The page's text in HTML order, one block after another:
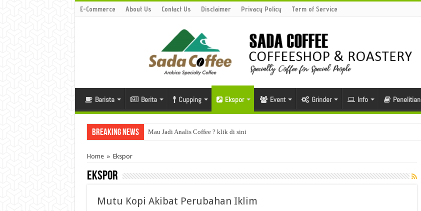
E-Commerce About Us Contact Us Disclaimer Privacy Policy Term of Service
Barista Berita Cupping Ekspor Event Grinder Info Penelitian
Breaking News Mau Jadi Analis Coffee ? klik di sini
Home » Ekspor
Ekspor
Mutu Kopi Akibat Perubahan Iklim